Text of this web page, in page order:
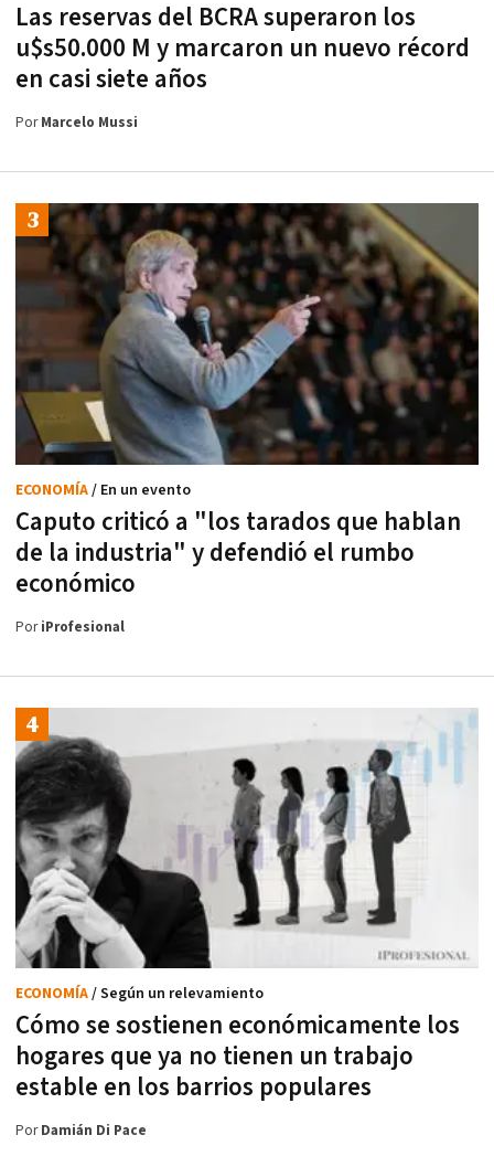
Las reservas del BCRA superaron los
u$s50.000 M y marcaron un nuevo récord
en casi siete años
PorMarcelo Mussi
Caputo criticó a "los tarados que hablan
de la industria" y defendió el rumbo
económico
ECONOMÍA/ En un evento
PoriProfesional
Cómo se sostienen económicamente los
hogares que ya no tienen un trabajo
estable en los barrios populares
ECONOMÍA/ Según un relevamiento
PorDamián Di Pace